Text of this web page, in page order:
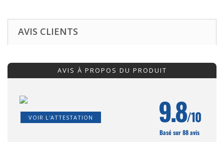
AVIS CLIENTS
AVIS À PROPOS DU PRODUIT
VOIR L'ATTESTATION 9.8/10
Basé sur 88 avis